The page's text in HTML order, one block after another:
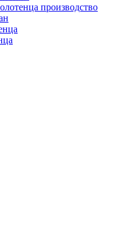
производство